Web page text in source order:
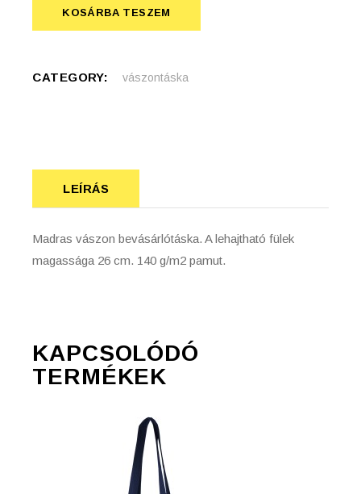
KOSÁRBA TESZEM
KOSÁRBA TESZEM
CATEGORY: vászontáska
LEÍRÁS
Madras vászon bevásárlótáska. A lehajtható fülek
magassága 26 cm. 140 g/m2 pamut.
KAPCSOLÓDÓ
TERMÉKEK